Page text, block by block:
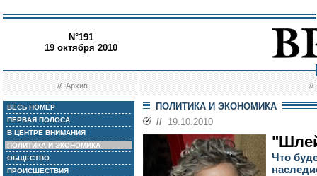
N°191
19 октября 2010
//Архив //
ВЕСЬ НОМЕР
ПЕРВАЯ ПОЛОСА
В ЦЕНТРЕ ВНИМАНИЯ
ПОЛИТИКА И ЭКОНОМИКА
ОБЩЕСТВО
ПРОИСШЕСТВИЯ
ПОЛИТИКА И ЭКОНОМИКА
// 19.10.2010
Что